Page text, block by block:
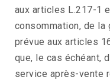
aux articles L.217-1
consommation, de la
prévue aux articles
que, le cas échéant,
service après-vente